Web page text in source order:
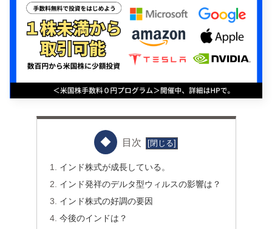
目次
インド株式が成長している。
インド発祥のデルタ型ウィルスの影響は？
インド株式の好調の要因
今後のインドは？